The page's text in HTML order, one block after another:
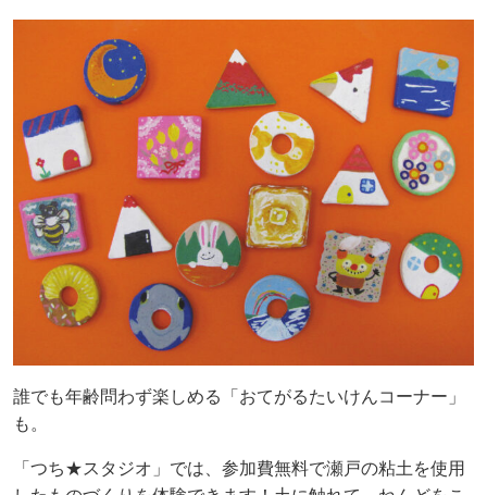
誰でも年齢問わず楽しめる「おてがるたいけんコーナー」
も。
「つち★スタジオ」では、参加費無料で瀬戸の粘土を使用